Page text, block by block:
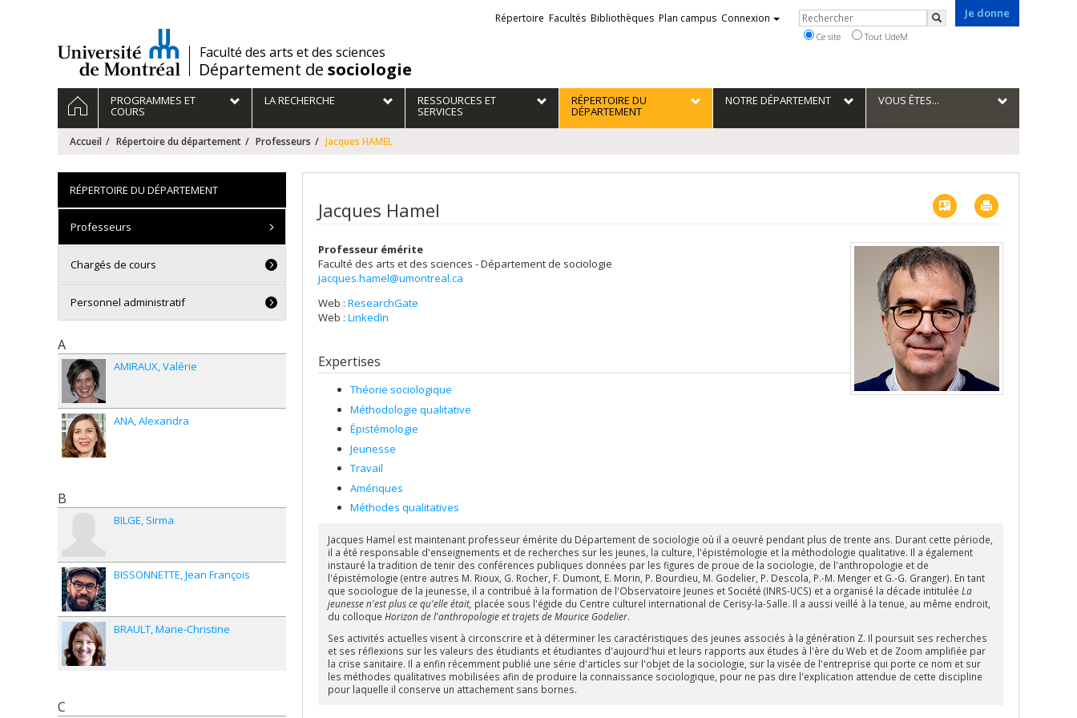
/Faculté des arts et des sciences
Département de sociologie
Je donne
Liens
externes
Répertoire Facultés Bibliothèques Plan campus Connexion Rechercher
Rechercher
Ce site Tout UdeM
Navigation
principale
ACCUEILPROGRAMMES ET
COURS
LA RECHERCHE RESSOURCES ET
SERVICES
RÉPERTOIRE DU
DÉPARTEMENT
NOTRE DÉPARTEMENT VOUS ÊTES...
Accueil Répertoire du département Professeurs Jacques HAMEL
Jacques Hamel Vcard
Professeur émérite
Faculté des arts et des sciences - Département de sociologie
jacques.hamel@umontreal.ca
Web : ResearchGate
Web : LinkedIn
Expertises
Théorie sociologique
Méthodologie qualitative
Épistémologie
Jeunesse
Travail
Amériques
Méthodes qualitatives
Jacques Hamel est maintenant professeur émérite du Département de sociologie où il a oeuvré pendant plus de trente ans. Durant cette période,
il a été responsable d'enseignements et de recherches sur les jeunes, la culture, l'épistémologie et la méthodologie qualitative. Il a également
instauré la tradition de tenir des conférences publiques données par les figures de proue de la sociologie, de l'anthropologie et de
l'épistémologie (entre autres M. Rioux, G. Rocher, F. Dumont, E. Morin, P. Bourdieu, M. Godelier, P. Descola, P.-M. Menger et G.-G. Granger). En tant
que sociologue de la jeunesse, il a contribué à la formation de l'Observatoire Jeunes et Société (INRS-UCS) et a organisé la décade intitulée La
jeunesse n'est plus ce qu'elle était, placée sous l'égide du Centre culturel international de Cerisy-la-Salle. Il a aussi veillé à la tenue, au même endroit,
du colloque Horizon de l'anthropologie et trajets de Maurice Godelier.
Ses activités actuelles visent à circonscrire et à déterminer les caractéristiques des jeunes associés à la génération Z. Il poursuit ses recherches
et ses réflexions sur les valeurs des étudiants et étudiantes d'aujourd'hui et leurs rapports aux études à l'ère du Web et de Zoom amplifiée par
la crise sanitaire. Il a enfin récemment publié une série d'articles sur l'objet de la sociologie, sur la visée de l'entreprise qui porte ce nom et sur
les méthodes qualitatives mobilisées afin de produire la connaissance sociologique, pour ne pas dire l'explication attendue de cette discipline
pour laquelle il conserve un attachement sans bornes.
RÉPERTOIRE DU DÉPARTEMENT
Professeurs
Chargés de cours
Personnel administratif
A
AMIRAUX Valérie
ANA Alexandra
B
BILGE Sirma
BISSONNETTE Jean François
BRAULT Marie-Christine
C